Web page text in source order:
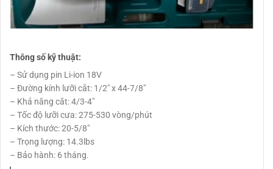
Thông số kỹ thuật:
– Sử dụng pin Li-ion 18V
– Đường kính lưỡi cắt: 1/2″ x 44-7/8″
– Khả năng cắt: 4/3-4″
– Tốc độ lưỡi cưa: 275-530 vòng/phút
– Kích thước: 20-5/8″
– Trọng lượng: 14.3lbs
– Bảo hành: 6 tháng.